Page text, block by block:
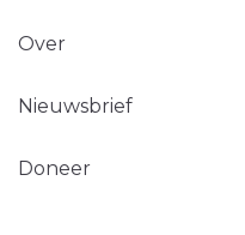
Over
Nieuwsbrief
Doneer